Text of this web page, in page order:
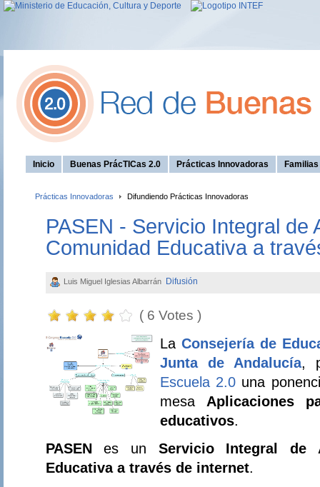
Inicio Buenas PrácTICas 2.0 Prácticas Innovadoras
Prácticas Innovadoras Difundiendo Prácticas Innovadoras
PASEN - Servicio Integral de
Comunidad Educativa a
Luis Miguel Iglesias Albarrán Difusión
( 6 Votes )
La Consejería de
Junta de Andalucía,
Escuela 2.0 una
mesa Aplicaciones
educativos.
PASENes un Servicio Integral de
Educativa a través de internet.